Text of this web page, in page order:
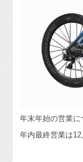
年末年始の営業に
年内最終営業は12